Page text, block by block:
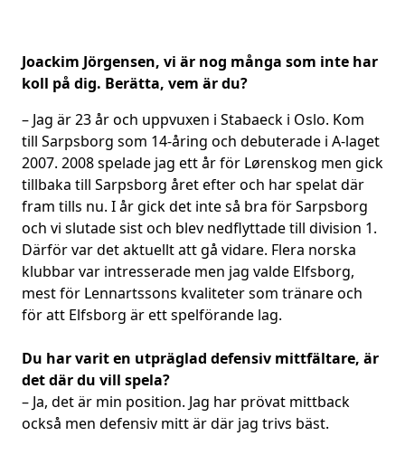
Joackim Jörgensen, vi är nog många som inte har
koll på dig. Berätta, vem är du?
– Jag är 23 år och uppvuxen i Stabaeck i Oslo. Kom
till Sarpsborg som 14-åring och debuterade i A-laget
2007. 2008 spelade jag ett år för Lørenskog men gick
tillbaka till Sarpsborg året efter och har spelat där
fram tills nu. I år gick det inte så bra för Sarpsborg
och vi slutade sist och blev nedflyttade till division 1.
Därför var det aktuellt att gå vidare. Flera norska
klubbar var intresserade men jag valde Elfsborg,
mest för Lennartssons kvaliteter som tränare och
för att Elfsborg är ett spelförande lag.
Du har varit en utpräglad defensiv mittfältare, är
det där du vill spela?
– Ja, det är min position. Jag har prövat mittback
också men defensiv mitt är där jag trivs bäst.